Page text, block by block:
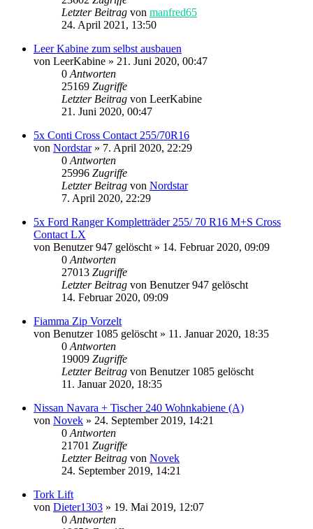
Letzter Beitrag von manfred65
24. April 2021, 13:50
Leer Kabine zum selbst ausbauen
von LeerKabine » 21. Juni 2020, 00:47
0 Antworten
25169 Zugriffe
Letzter Beitrag von LeerKabine
21. Juni 2020, 00:47
5x Conti Cross Contact 255/70R16
von Nordstar» 7. April 2020, 22:29
0 Antworten
25996 Zugriffe
Letzter Beitrag von Nordstar
7. April 2020, 22:29
5x Ford Ranger Kompletträder 255/ 70 R16 M+S Cross
Contact LX
von Benutzer 947 gelöscht » 14. Februar 2020, 09:09
0 Antworten
27013 Zugriffe
Letzter Beitrag von Benutzer 947 gelöscht
14. Februar 2020, 09:09
Fiamma Zip Vorzelt
von Benutzer 1085 gelöscht » 11. Januar 2020, 18:35
0 Antworten
19009 Zugriffe
Letzter Beitrag von Benutzer 1085 gelöscht
11. Januar 2020, 18:35
Nissan Navara + Tischer 240 Wohnkabiene (A)
von Novek » 24. September 2019, 14:21
0 Antworten
21701 Zugriffe
Letzter Beitrag von Novek
24. September 2019, 14:21
Tork Lift
von Dieter1303 » 19. Mai 2019, 12:07
0 Antworten